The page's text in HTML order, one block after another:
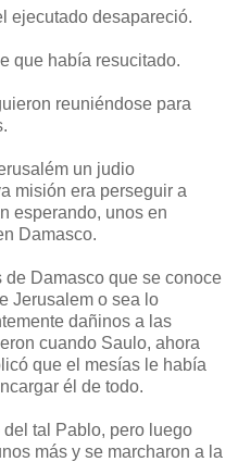
ejecutado desapareció.
que había resucitado.
reuniéndose para
un judio
misión era perseguir a
esperando, unos en
Damasco.
Damasco que se conoce
Jerusalem o sea lo
dañinos a las
cuando Saulo, ahora
que el mesías le había
él de todo.
tal Pablo, pero luego
más y se marcharon a la